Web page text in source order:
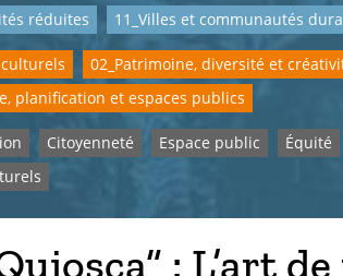
réduites 11_Villes et communautés
02_Patrimoine, diversité et
planification et espaces publics
Citoyenneté Espace public Équité
: L’art